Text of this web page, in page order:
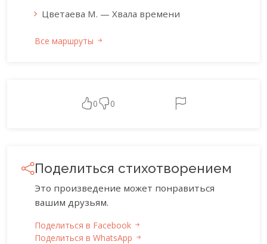
Цветаева М. — Хвала времени
Все маршруты
0 0
Поделиться стихотворением
Это произведение может понравиться
вашим друзьям.
Поделиться в Facebook
Поделиться в WhatsApp